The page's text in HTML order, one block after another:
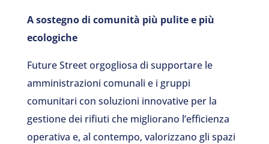
A sostegno di comunità più pulite e più
ecologiche
Future Street orgogliosa di supportare le
amministrazioni comunali e i gruppi
comunitari con soluzioni innovative per la
gestione dei rifiuti che migliorano l’efficienza
operativa e, al contempo, valorizzano gli spazi